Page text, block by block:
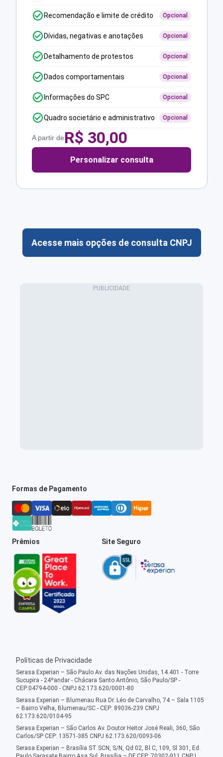
Recomendação e limite de crédito Opcional
Dívidas, negativas e anotações Opcional
Detalhamento de protestos Opcional
Dados comportamentais Opcional
Informações do SPC Opcional
Quadro societário e administrativo Opcional
A partir deR$ 30,00
Personalizar consulta
Acesse mais opções de consulta CNPJ
Formas de Pagamento
Prêmios Site Seguro
Políticas de Privacidade
Serasa Experian – São Paulo Av. das Nações Unidas, 14.401 - Torre
Sucupira - 24ºandar - Chácara Santo Antônio, São Paulo/SP -
CEP:04794-000 - CNPJ 62.173.620/0001-80
Serasa Experian – Blumenau Rua Dr. Léo de Carvalho, 74 – Sala 1105
– Bairro Velha, Blumenau/SC - CEP: 89036-239 CNPJ
62.173.620/0104-95
Serasa Experian – São Carlos Av. Doutor Heitor José Reali, 360, São
Carlos/SP CEP: 13571-385 CNPJ 62.173.620/0093-06
Serasa Experian – Brasília ST SCN, S/N, Qd 02, Bl C, 109, Sl 301, Ed.